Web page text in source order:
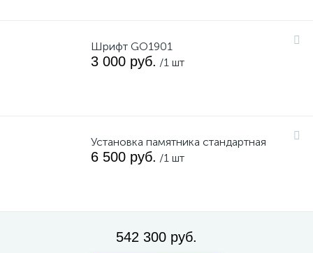
Шрифт GO1901
3 000 руб. /1 шт
Установка памятника стандартная
6 500 руб. /1 шт
542 300 руб.